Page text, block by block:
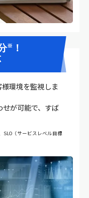
※
！
環境を監視しま
が可能で、すば
SLO（サービスレベル目標